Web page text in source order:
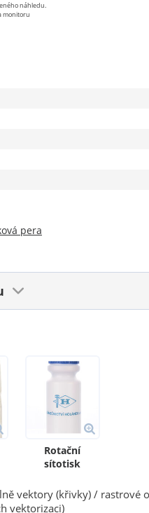
náhledu.
monitoru
pera
Rotační
sítotisk
vektory (křivky) / rastrové
vektorizaci)